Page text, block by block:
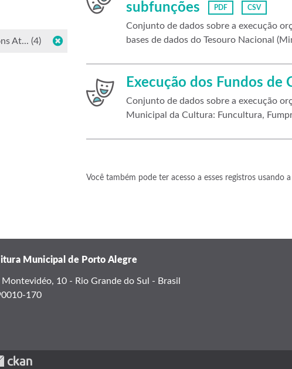
subfunções
PDF CSV
Conjunto de dados sobre a execução
bases de dados do Tesouro Nacional
Execução dos Fundos de
Conjunto de dados sobre a execução
Municipal da Cultura: Funcultura,
Você também pode ter acesso a esses registros usando a
At... (4)
Municipal de Porto Alegre
Montevidéo, 10 - Rio Grande do Sul - Brasil
170